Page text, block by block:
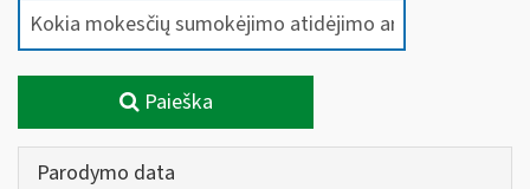
Paieška
Parodymo data